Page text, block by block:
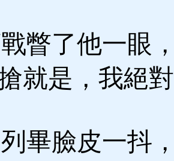
瞥了他一眼
就是，我絕
畢臉皮一抖